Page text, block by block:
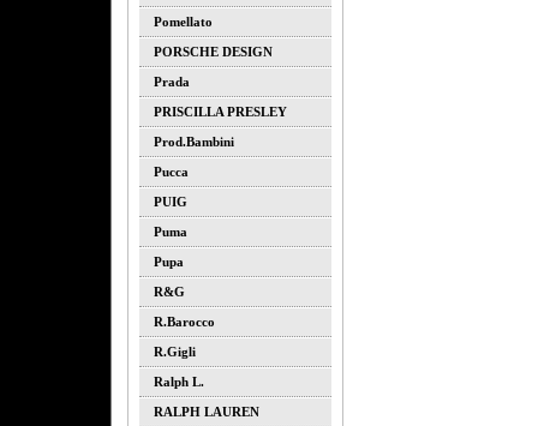
Pomellato
PORSCHE DESIGN
Prada
PRISCILLA PRESLEY
Prod.bambini
Pucca
PUIG
Puma
Pupa
R&G
R.barocco
R.gigli
Ralph L.
RALPH LAUREN